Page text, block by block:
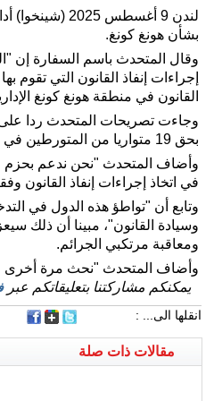
لندن 9
بشأن هونغ كونغ.
وقال المتحدث باسم السفارة إن
إجراءات إنفاذ القانون التي
القانون في منطقة هونغ كونغ
بحق 19 متواريا من المتورطين في أعمال تخريب ضد الصين.
وأضاف المتحدث "نحن ندعم بحزم
في اتخاذ إجراءات إنفاذ القانون
وتابع أن "تواطؤ هذه الدول في
وسيادة القانون"، مبينا أن ذلك
ومعاقبة مرتكبي الجرائم.
وأضاف المتحدث "نحث مرة أخرى
يمكنكم مشاركتنا بتعليقاتكم عبر
انقلها الى... :
مقالات ذات صلة